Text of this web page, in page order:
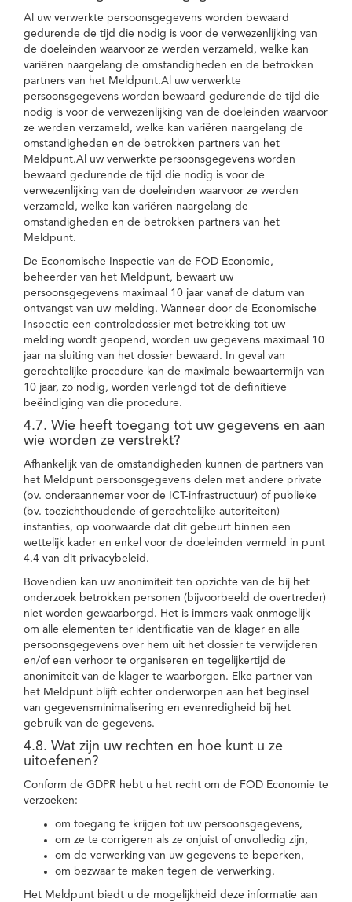
Al uw verwerkte persoonsgegevens worden bewaard
gedurende de tijd die nodig is voor de verwezenlijking van
de doeleinden waarvoor ze werden verzameld, welke kan
variëren naargelang de omstandigheden en de betrokken
partners van het Meldpunt.Al uw verwerkte
persoonsgegevens worden bewaard gedurende de tijd die
nodig is voor de verwezenlijking van de doeleinden waarvoor
ze werden verzameld, welke kan variëren naargelang de
omstandigheden en de betrokken partners van het
Meldpunt.Al uw verwerkte persoonsgegevens worden
bewaard gedurende de tijd die nodig is voor de
verwezenlijking van de doeleinden waarvoor ze werden
verzameld, welke kan variëren naargelang de
omstandigheden en de betrokken partners van het
Meldpunt.
De Economische Inspectie van de FOD Economie,
beheerder van het Meldpunt, bewaart uw
persoonsgegevens maximaal 10 jaar vanaf de datum van
ontvangst van uw melding. Wanneer door de Economische
Inspectie een controledossier met betrekking tot uw
melding wordt geopend, worden uw gegevens maximaal 10
jaar na sluiting van het dossier bewaard. In geval van
gerechtelijke procedure kan de maximale bewaartermijn van
10 jaar, zo nodig, worden verlengd tot de definitieve
beëindiging van die procedure.
4.7. Wie heeft toegang tot uw gegevens en aan
wie worden ze verstrekt?
Afhankelijk van de omstandigheden kunnen de partners van
het Meldpunt persoonsgegevens delen met andere private
(bv. onderaannemer voor de ICT-infrastructuur) of publieke
(bv. toezichthoudende of gerechtelijke autoriteiten)
instanties, op voorwaarde dat dit gebeurt binnen een
wettelijk kader en enkel voor de doeleinden vermeld in punt
4.4 van dit privacybeleid.
Bovendien kan uw anonimiteit ten opzichte van de bij het
onderzoek betrokken personen (bijvoorbeeld de overtreder)
niet worden gewaarborgd. Het is immers vaak onmogelijk
om alle elementen ter identificatie van de klager en alle
persoonsgegevens over hem uit het dossier te verwijderen
en/of een verhoor te organiseren en tegelijkertijd de
anonimiteit van de klager te waarborgen. Elke partner van
het Meldpunt blijft echter onderworpen aan het beginsel
van gegevensminimalisering en evenredigheid bij het
gebruik van de gegevens.
4.8. Wat zijn uw rechten en hoe kunt u ze
uitoefenen?
Conform de GDPR hebt u het recht om de FOD Economie te
verzoeken:
om toegang te krijgen tot uw persoonsgegevens,
om ze te corrigeren als ze onjuist of onvolledig zijn,
om de verwerking van uw gegevens te beperken,
om bezwaar te maken tegen de verwerking.
Het Meldpunt biedt u de mogelijkheid deze informatie aan